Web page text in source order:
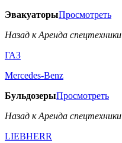
ЭвакуаторыПросмотреть
Назад к Аренда спецтехники
ГАЗ
Mercedes-Benz
БульдозерыПросмотреть
Назад к Аренда спецтехники
LIEBHERR